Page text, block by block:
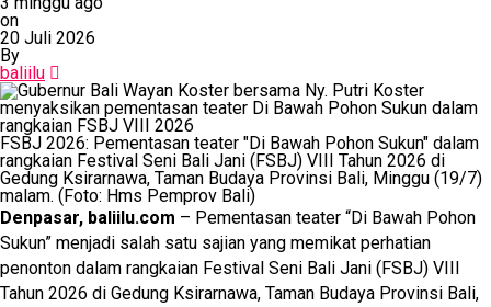
on
20 Juli 2026
By
baliilu
FSBJ 2026: Pementasan teater "Di Bawah Pohon Sukun" dalam
rangkaian Festival Seni Bali Jani (FSBJ) VIII Tahun 2026 di
Gedung Ksirarnawa, Taman Budaya Provinsi Bali, Minggu (19/7)
malam. (Foto: Hms Pemprov Bali)
Denpasar, baliilu.com – Pementasan teater “Di Bawah Pohon
Sukun” menjadi salah satu sajian yang memikat perhatian
penonton dalam rangkaian Festival Seni Bali Jani (FSBJ) VIII
Tahun 2026 di Gedung Ksirarnawa, Taman Budaya Provinsi Bali,